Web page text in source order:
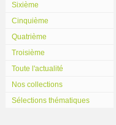
Sixième
Cinquième
Quatrième
Troisième
Toute l'actualité
Nos collections
Sélections thématiques